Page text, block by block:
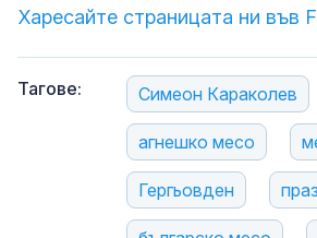
Харесайте страницата ни във
Тагове: Симеон Караколев
агнешко месо
Гергьовден